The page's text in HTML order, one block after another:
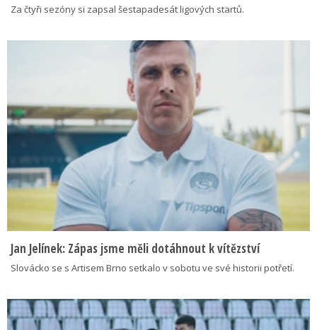
Za čtyři sezóny si zapsal šestapadesát ligových startů.
Jan Jelínek: Zápas jsme měli dotáhnout k vítězství
Slovácko se s Artisem Brno setkalo v sobotu ve své historii potřetí.